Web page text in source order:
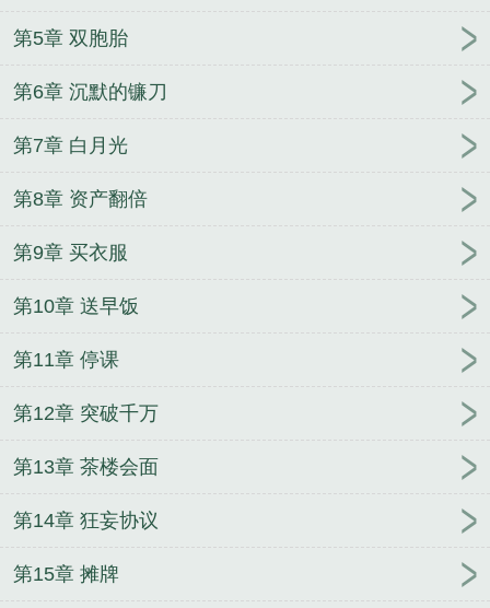
第5章 双胞胎
第6章 沉默的镰刀
第7章 白月光
第8章 资产翻倍
第9章 买衣服
第10章 送早饭
第11章 停课
第12章 突破千万
第13章 茶楼会面
第14章 狂妄协议
第15章 摊牌